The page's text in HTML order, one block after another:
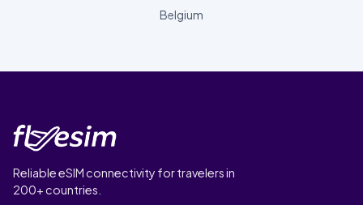
Belgium
Reliable eSIM connectivity for travelers in
200+ countries.